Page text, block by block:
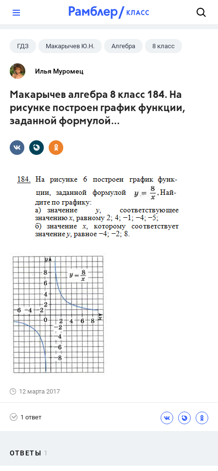
ГДЗ Макарычев Ю.Н. Алгебра 8 класс
Илья Муромец
Макарычев алгебра 8 класс 184. На
рисунке построен график функции,
заданной формулой...
12 марта 2017
1 ответ
ОТВЕТЫ 1